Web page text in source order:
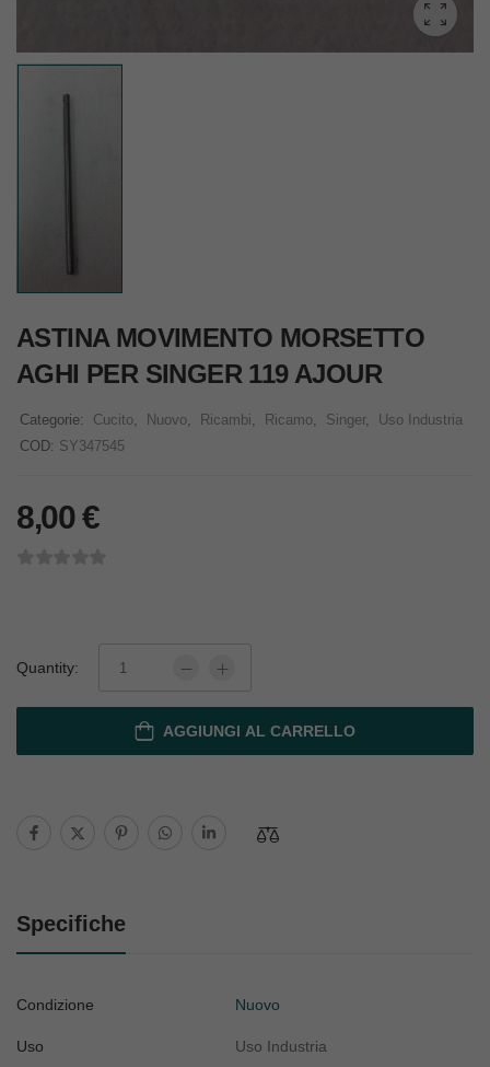
ASTINA MOVIMENTO MORSETTO
AGHI PER SINGER 119 AJOUR
Categorie: Cucito, Nuovo, Ricambi, Ricamo, Singer,
Uso Industria
COD: SY347545
8,00€
Quantity:
AGGIUNGI AL CARRELLO
Specifiche
Condizione Nuovo
Uso Uso Industria